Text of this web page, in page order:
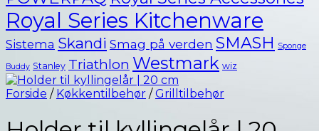
Royal Series Kitchenware
Sistema Skandi Smag på verden SMASH Sponge
Buddy Stanley Triathlon Westmark wiz
Forside / Køkkentilbehør / Grilltilbehør